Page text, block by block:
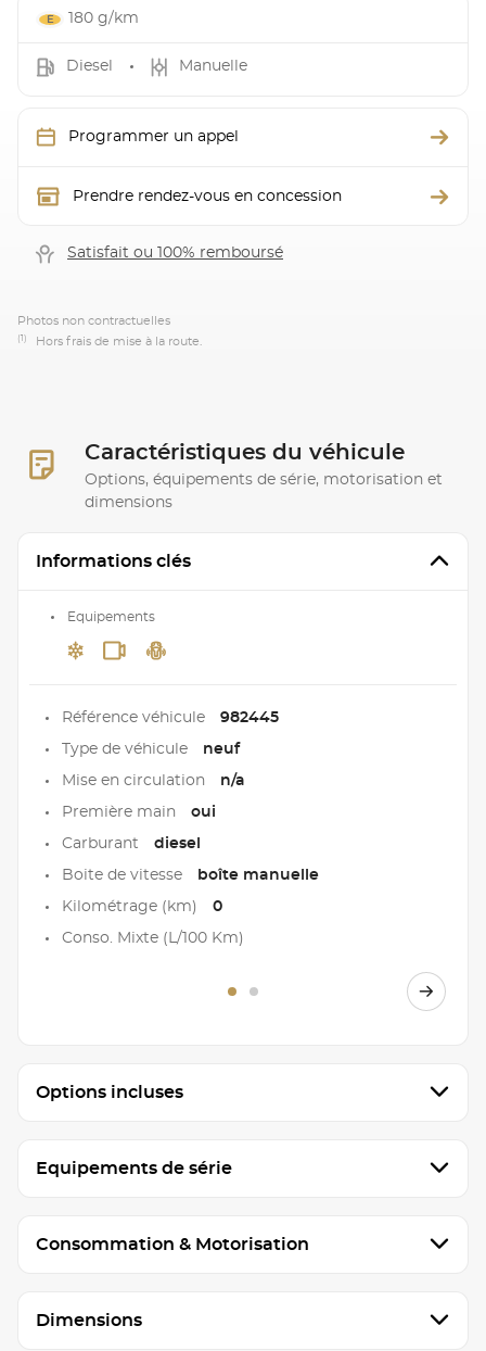
180 g/km
Diesel Manuelle
Programmer un appel
Prendre rendez-vous en concession
Satisfait ou 100% remboursé
Photos non contractuelles
(1) Hors frais de mise à la route.
Caractéristiques du véhicule
Options, équipements de série, motorisation et
dimensions
Informations clés
Equipements
Référence véhicule 982445
Type de véhicule neuf
Mise en circulation n/a
Première main oui
Carburant diesel
Boite de vitesse boîte manuelle
Kilométrage (km) 0
Conso. Mixte (L/100 Km)
Options incluses
Equipements de série
Consommation & Motorisation
Dimensions